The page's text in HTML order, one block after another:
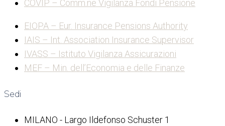
COVIP – Comm.ne Vigilanza Fondi Pensione
EIOPA – Eur. Insurance Pensions Authority
IAIS – Int. Association Insurance Supervisor
IVASS – Istituto Vigilanza Assicurazioni
MEF – Min. dell’Economia e delle Finanze
Sedi
MILANO - Largo Ildefonso Schuster 1